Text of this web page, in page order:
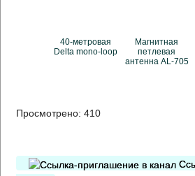
40-метровая
Delta mono-loop
Магнитная
петлевая
антенна AL-705
Просмотрено:410